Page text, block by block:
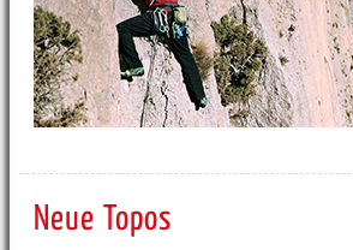
Neue Topos